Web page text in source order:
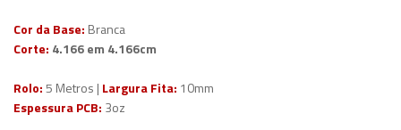
Cor da Base: Branca
Corte: 4.166 em 4.166cm
Rolo:5 Metros | Largura Fita: 10mm
Espessura PCB: 3oz